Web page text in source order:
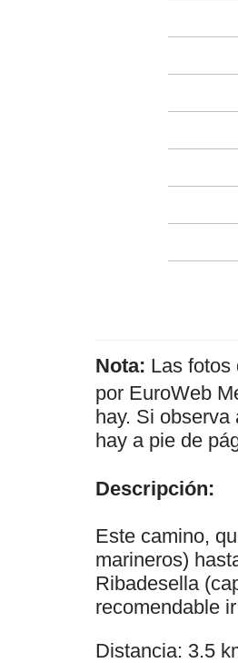
Nota: Las fotos
por EuroWeb
hay. Si
hay a pie de
Descripción:
Este camino,
marineros)
Ribadesella
recomendable
Distancia: 3.5